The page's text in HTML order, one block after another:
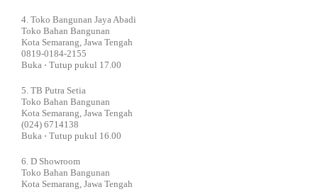
4. Toko Bangunan Jaya Abadi
Toko Bahan Bangunan
Kota Semarang, Jawa Tengah
0819-0184-2155
Buka ⋅ Tutup pukul 17.00
5. TB Putra Setia
Toko Bahan Bangunan
Kota Semarang, Jawa Tengah
(024) 6714138
Buka ⋅ Tutup pukul 16.00
6. D Showroom
Toko Bahan Bangunan
Kota Semarang, Jawa Tengah